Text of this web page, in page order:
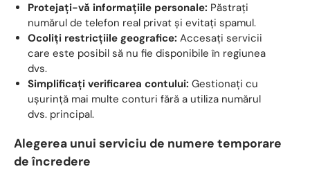
Protejați-vă informațiile personale: Păstrați
numărul de telefon real privat și evitați spamul.
Ocoliți restricțiile geografice: Accesați servicii
care este posibil să nu fie disponibile în regiunea
dvs.
Simplificați verificarea contului: Gestionați cu
ușurință mai multe conturi fără a utiliza numărul
dvs. principal.
Alegerea unui serviciu de numere temporare
de încredere